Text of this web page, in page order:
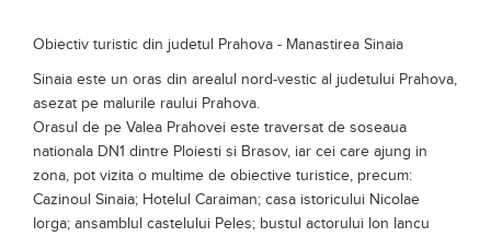
Obiectiv turistic din judetul Prahova - Manastirea Sinaia
Sinaia este un oras din arealul nord-vestic al judetului Prahova,
asezat pe malurile raului Prahova.
Orasul de pe Valea Prahovei este traversat de soseaua
nationala DN1 dintre Ploiesti si Brasov, iar cei care ajung in
zona, pot vizita o multime de obiective turistice, precum:
Cazinoul Sinaia; Hotelul Caraiman; casa istoricului Nicolae